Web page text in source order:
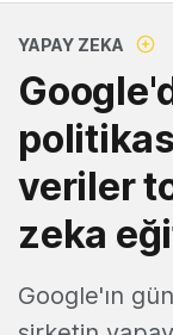
YAPAY ZEKA
veriler
zeka
Google'ın